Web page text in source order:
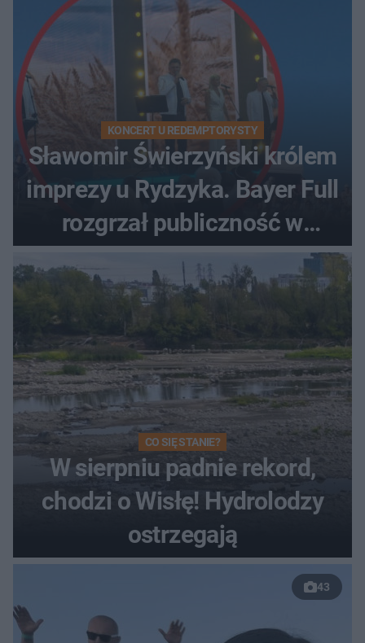
KONCERT U REDEMPTORYSTY
Sławomir Świerzyński królem
imprezy u Rydzyka. Bayer Full
rozgrzał publiczność w
Toruniu
CO SIĘ STANIE?
W sierpniu padnie rekord,
chodzi o Wisłę! Hydrolodzy
ostrzegają
43